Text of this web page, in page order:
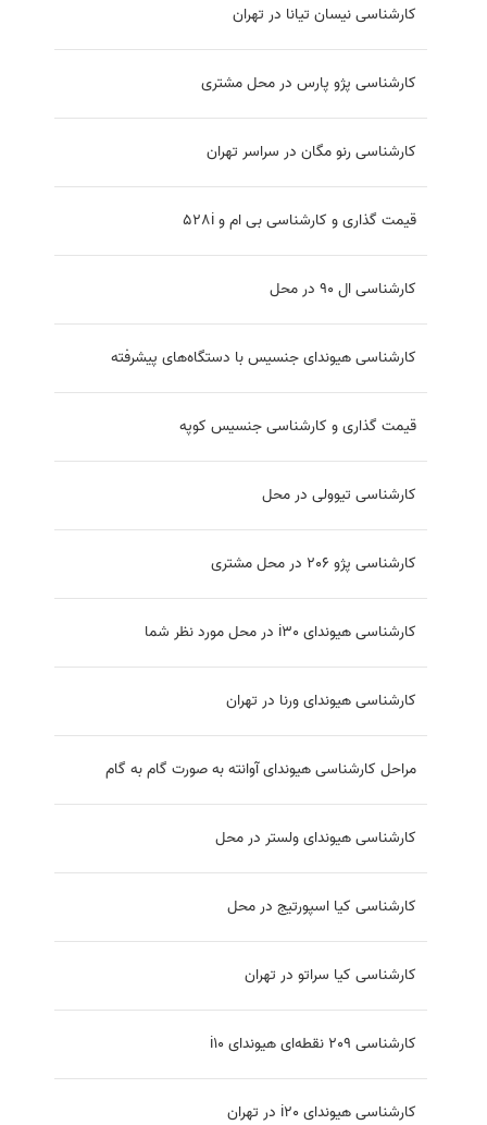
کارشناسی نیسان تیانا در تهران
کارشناسی پژو پارس در محل مشتری
کارشناسی رنو مگان در سراسر تهران
قیمت گذاری و کارشناسی بی ام و 528i
کارشناسی ال 90 در محل
کارشناسی هیوندای جنسیس با دستگاه‌های پیشرفته
قیمت گذاری و کارشناسی جنسیس کوپه
کارشناسی تیوولی در محل
کارشناسی پژو 206 در محل مشتری
کارشناسی هیوندای i30 در محل مورد نظر شما
کارشناسی هیوندای ورنا در تهران
مراحل کارشناسی هیوندای آوانته به صورت گام به گام
کارشناسی هیوندای ولستر در محل
کارشناسی کیا اسپورتیج در محل
کارشناسی کیا سراتو در تهران
کارشناسی 209 نقطه‌ای هیوندای i10
کارشناسی هیوندای i20 در تهران